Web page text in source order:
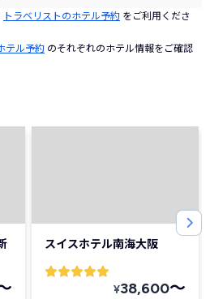
トラベリストのホテル予約 をご利用くださ
テル予約 のそれぞれのホテル情報をご確認
スイスホテル南海大阪
¥38,600〜